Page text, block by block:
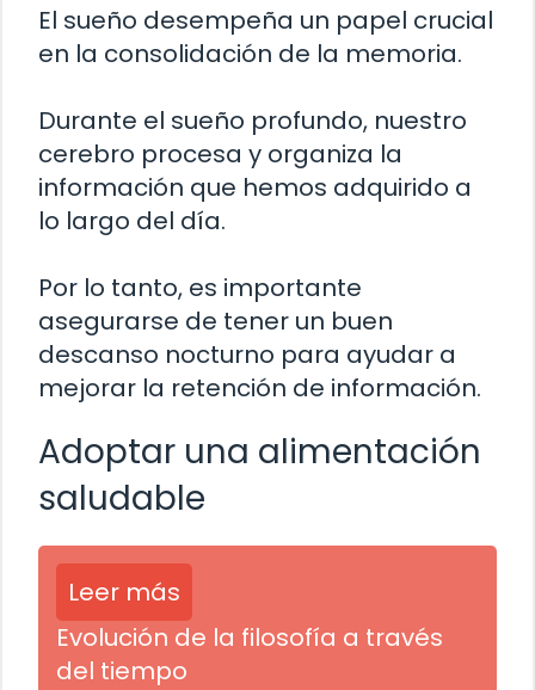
El sueño desempeña un papel crucial
en la consolidación de la memoria.
Durante el sueño profundo, nuestro
cerebro procesa y organiza la
información que hemos adquirido a
lo largo del día.
Por lo tanto, es importante
asegurarse de tener un buen
descanso nocturno para ayudar a
mejorar la retención de información.
Adoptar una alimentación
saludable
Leer más
Evolución de la filosofía a través
del tiempo